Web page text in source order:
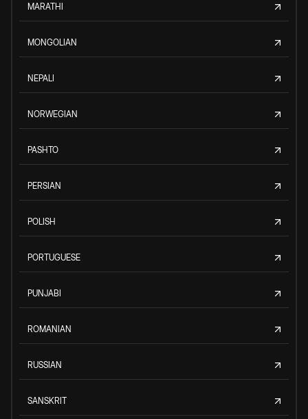
MARATHI
MONGOLIAN
NEPALI
NORWEGIAN
PASHTO
PERSIAN
POLISH
PORTUGUESE
PUNJABI
ROMANIAN
RUSSIAN
SANSKRIT